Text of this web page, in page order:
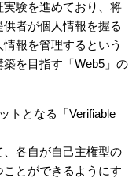
験を進めており、将
者が個人情報を握る
報を管理するという
を目指す「Web5」の
トとなる「Verifiable
、各自が自己主権型の
とができるようにす